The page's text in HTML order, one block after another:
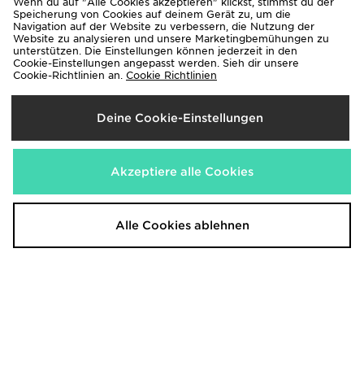
Speicherung von Cookies auf deinem Gerät zu, um die
Navigation auf der Website zu verbessern, die Nutzung der
Website zu analysieren und unsere Marketingbemühungen zu
unterstützen. Die Einstellungen können jederzeit in den
Cookie-Einstellungen angepasst werden. Sieh dir unsere
Cookie-Richtlinien an. Cookie Richtlinien
Deine Cookie-Einstellungen
Akzeptiere alle Cookies
Alle Cookies ablehnen